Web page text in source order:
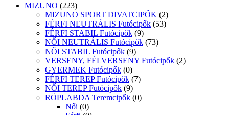
MIZUNO (223)
MIZUNO SPORT DIVATCIPŐK (2)
FÉRFI NEUTRÁLIS Futócipők (53)
FÉRFI STABIL Futócipők (9)
NŐI NEUTRÁLIS Futócipők (73)
NŐI STABIL Futócipők (9)
VERSENY, FÉLVERSENY Futócipők (2)
GYERMEK Futócipők (0)
FÉRFI TEREP Futócipők (7)
NŐI TEREP Futócipők (9)
RÖPLABDA Teremcipők (0)
Női (0)